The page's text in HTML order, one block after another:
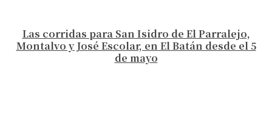
Las corridas para San Isidro de El Parralejo,
Montalvo y José Escolar, en El Batán desde el 5
de mayo